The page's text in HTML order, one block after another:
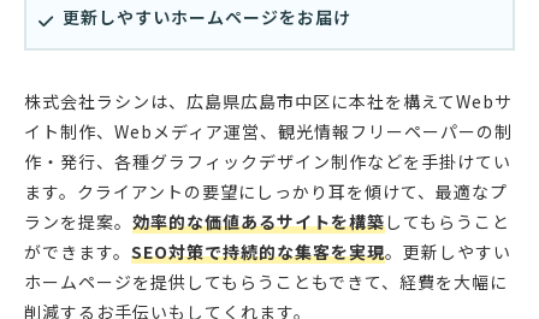
更新しやすいホームページをお届け
株式会社ラシンは、広島県広島市中区に本社を構えてWebサ
イト制作、Webメディア運営、観光情報フリーペーパーの制
作・発行、各種グラフィックデザイン制作などを手掛けてい
ます。クライアントの要望にしっかり耳を傾けて、最適なプ
ランを提案。 効率的な価値あるサイトを構築してもらうこと
ができます。 SEO対策で持続的な集客を実現。更新しやすい
ホームページを提供してもらうこともできて、経費を大幅に
削減するお手伝いもしてくれます。